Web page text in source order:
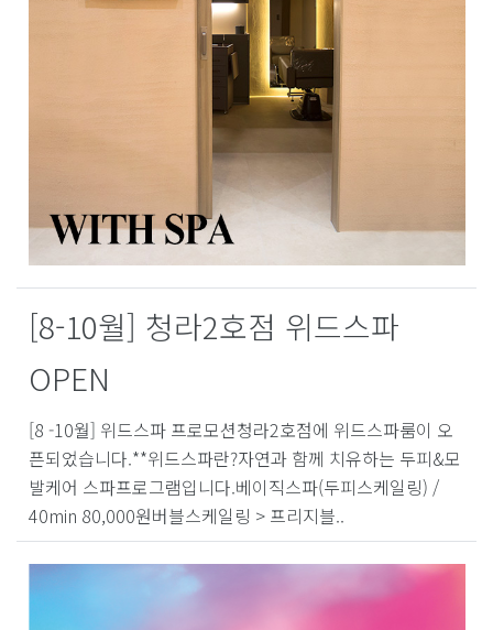
[8-10월] 청라2호점 위드스파
OPEN
[8 -10월] 위드스파 프로모션청라2호점에 위드스파룸이 오
픈되었습니다.**위드스파란?자연과 함께 치유하는 두피&모
발케어 스파프로그램입니다.베이직스파(두피스케일링) /
40min 80,000원버블스케일링 > 프리지블..